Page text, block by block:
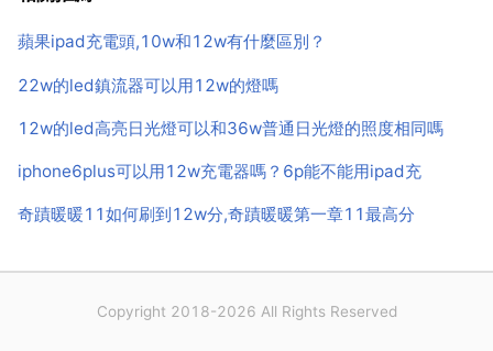
蘋果ipad充電頭,10w和12w有什麼區別？
22w的led鎮流器可以用12w的燈嗎
12w的led高亮日光燈可以和36w普通日光燈的照度相同嗎
iphone6plus可以用12w充電器嗎？6p能不能用ipad充
奇蹟暖暖11如何刷到12w分,奇蹟暖暖第一章11最高分
Copyright 2018-2026 All Rights Reserved